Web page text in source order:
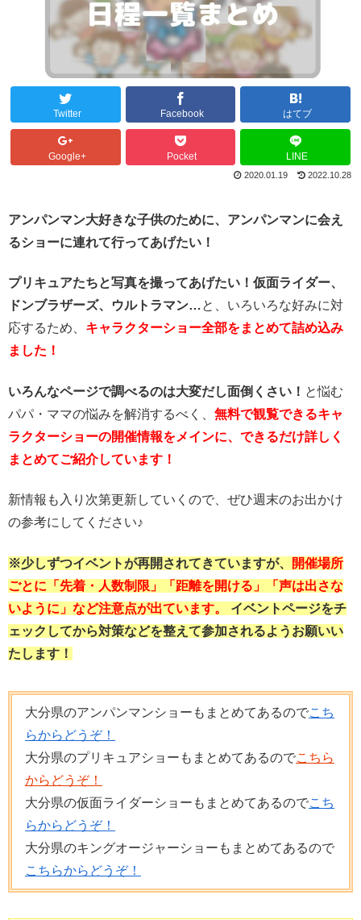
Twitter Facebook はてブ
Google+ Pocket LINE
2020.01.19 2022.10.28
アンパンマン大好きな子供のために、アンパンマンに会え
るショーに連れて行ってあげたい！
プリキュアたちと写真を撮ってあげたい！ 仮面ライダー、
ドンブラザーズ、ウルトラマン…と、いろいろな好みに対
応するため、 キャラクターショー全部をまとめて詰め込み
ました！
いろんなページで調べるのは大変だし面倒くさい！ と悩む
パパ・ママの悩みを解消するべく、 無料で観覧できるキャ
ラクターショーの開催情報をメインに、できるだけ詳しく
まとめてご紹介しています！
新情報も入り次第更新していくので、ぜひ週末のお出かけ
の参考にしてください♪
※少しずつイベントが再開されてきていますが、
開催場所
ごとに「先着・人数制限」「距離を開ける」「声は出さな
いように」など注意点が出ています。 イベントページをチ
ェックしてから対策などを整えて参加されるようお願いい
たします！
大分県のアンパンマンショーもまとめてあるのでこち
らからどうぞ！
大分県のプリキュアショーもまとめてあるのでこちら
からどうぞ！
大分県の仮面ライダーショーもまとめてあるのでこち
らからどうぞ！
大分県のキングオージャーショーもまとめてあるので
こちらからどうぞ！